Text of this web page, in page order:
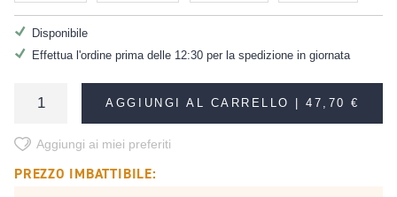
Disponibile
Effettua l'ordine prima delle 12:30 per la spedizione in giornata
AGGIUNGI AL CARRELLO |47,70 €
Aggiungi ai miei preferiti
PREZZO IMBATTIBILE: